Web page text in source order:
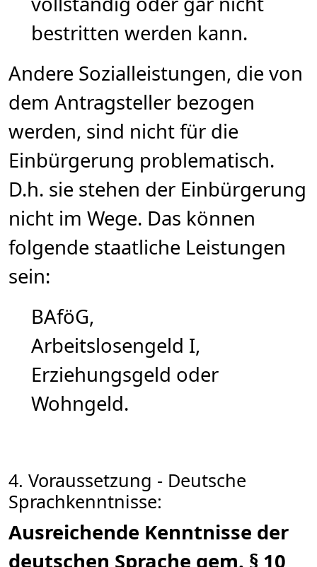
bestritten werden kann.
Andere Sozialleistungen, die von
dem Antragsteller bezogen
werden, sind nicht für die
Einbürgerung problematisch.
D.h. sie stehen der Einbürgerung
nicht im Wege. Das können
folgende staatliche Leistungen
sein:
BAföG,
Arbeitslosengeld I,
Erziehungsgeld oder
Wohngeld.
4. Voraussetzung - Deutsche
Sprachkenntnisse:
Ausreichende Kenntnisse der
deutschen Sprache gem. § 10